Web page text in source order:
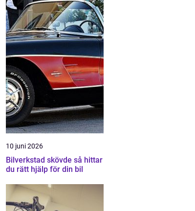
10 juni 2026
Bilverkstad skövde så hittar
du rätt hjälp för din bil